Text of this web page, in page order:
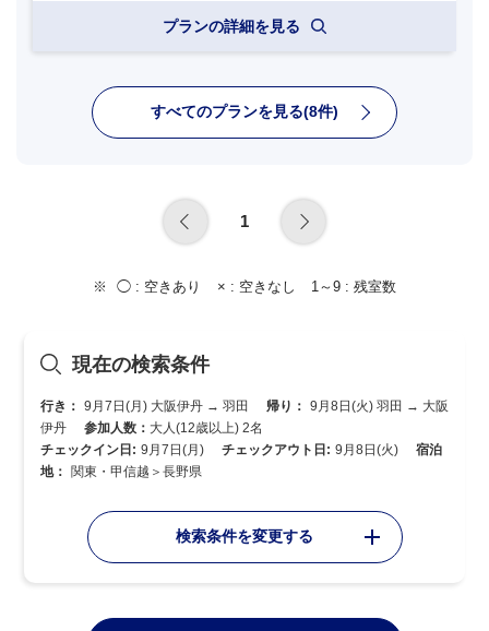
プランの詳細を見る
すべてのプランを見る(8件)
1
◯ : 空きあり × : 空きなし 1～9 : 残室数
現在の検索条件
行き： 9月7日(月) 大阪伊丹 → 羽田 帰り： 9月8日(火) 羽田 → 大阪
伊丹
参加人数： 大人(12歳以上) 2名
チェックイン日: 9月7日(月) チェックアウト日: 9月8日(火)
宿泊
地：
関東・甲信越＞長野県
検索条件を変更する